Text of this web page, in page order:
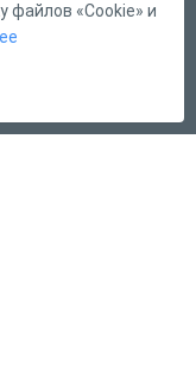
файлов «Cookie» и